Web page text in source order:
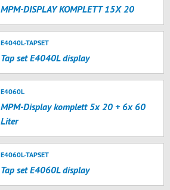
MPM-DISPLAY KOMPLETT 15X 20
E4040L-TAPSET
Tap set E4040L display
E4060L
MPM-Display komplett 5x 20 + 6x 60
Liter
E4060L-TAPSET
Tap set E4060L display